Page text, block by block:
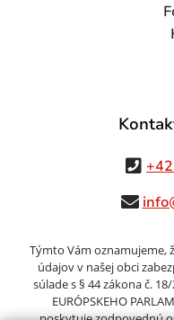
Týmto Vám oznamujeme,
údajov v našej obci
súlade s § 44 zákona č.
EURÓPSKEHO